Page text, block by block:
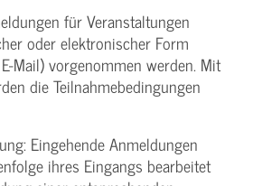
für Veranstaltungen
oder elektronischer Form
Mail) vorgenommen werden. Mit
die Teilnahme­bedingungen
Eingehende Anmeldungen
ihres Eingangs bearbeitet